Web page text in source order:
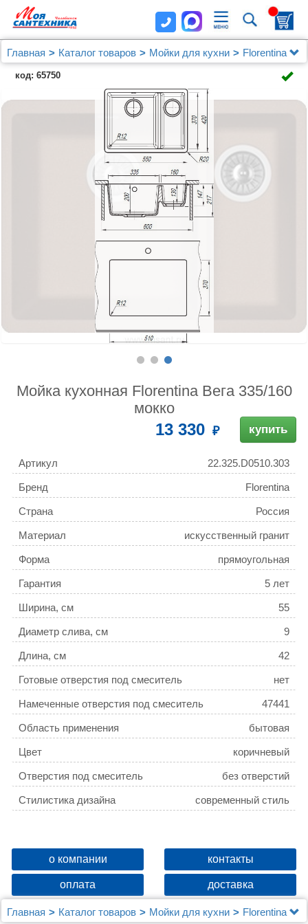
Главная Каталог товаров Мойки для кухни
Florentina
Мойка кухонная Florentina Вега 335/160 мокко
код: 65750
Мойка кухонная Florentina Вега 335/160
мокко
13 330 купить
Артикул 22.325.D0510.303
Бренд Florentina
Страна Россия
Материал искусственный гранит
Форма прямоугольная
Гарантия 5 лет
Ширина, см 55
Диаметр слива, см 9
Длина, см 42
Готовые отверстия под смеситель нет
Намеченные отверстия под смеситель 47441
Область применения бытовая
Цвет коричневый
Отверстия под смеситель без отверстий
Стилистика дизайна современный стиль
о компании контакты
оплата доставка
Главная Каталог товаров Мойки для кухни
Florentina